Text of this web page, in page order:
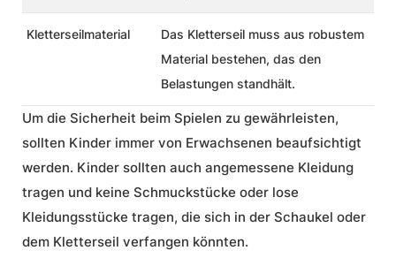
Kletterseilmaterial
Das Kletterseil muss aus robustem
Material bestehen, das den
Belastungen standhält.
Um die Sicherheit beim Spielen zu gewährleisten,
sollten Kinder immer von Erwachsenen beaufsichtigt
werden. Kinder sollten auch angemessene Kleidung
tragen und keine Schmuckstücke oder lose
Kleidungsstücke tragen, die sich in der Schaukel oder
dem Kletterseil verfangen könnten.